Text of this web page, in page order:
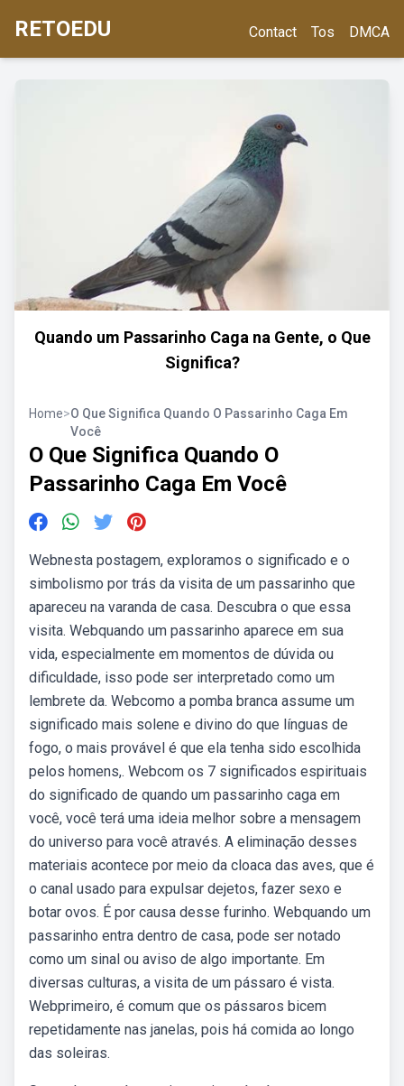
RETOEDU Contact Tos DMCA
Quando um Passarinho Caga na Gente, o Que
Significa?
Home>O Que Significa Quando O Passarinho Caga Em
Você
O Que Significa Quando O
Passarinho Caga Em Você
Webnesta postagem, exploramos o significado e o
simbolismo por trás da visita de um passarinho que
apareceu na varanda de casa. Descubra o que essa
visita. Webquando um passarinho aparece em sua
vida, especialmente em momentos de dúvida ou
dificuldade, isso pode ser interpretado como um
lembrete da. Webcomo a pomba branca assume um
significado mais solene e divino do que línguas de
fogo, o mais provável é que ela tenha sido escolhida
pelos homens,. Webcom os 7 significados espirituais
do significado de quando um passarinho caga em
você, você terá uma ideia melhor sobre a mensagem
do universo para você através. A eliminação desses
materiais acontece por meio da cloaca das aves, que é
o canal usado para expulsar dejetos, fazer sexo e
botar ovos. É por causa desse furinho. Webquando um
passarinho entra dentro de casa, pode ser notado
como um sinal ou aviso de algo importante. Em
diversas culturas, a visita de um pássaro é vista.
Webprimeiro, é comum que os pássaros bicem
repetidamente nas janelas, pois há comida ao longo
das soleiras.